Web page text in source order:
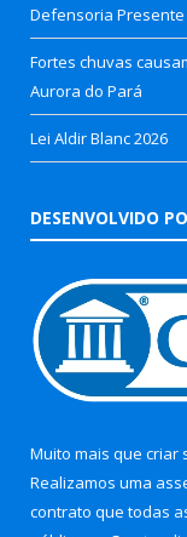
Defensoria Presente
Fortes chuvas
Aurora do Pará
Lei Aldir Blanc 2026
DESENVOLVIDO
Muito mais que criar
Realizamos uma
contrato que todas